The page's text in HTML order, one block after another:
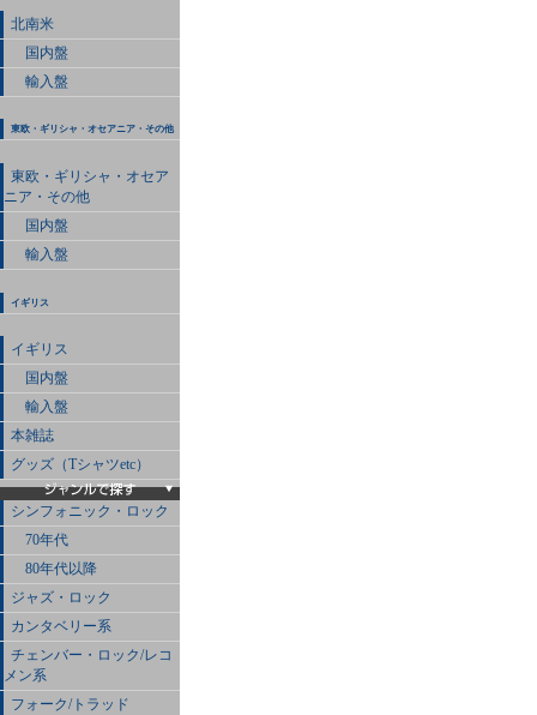
北南米
国内盤
輸入盤
東欧・ギリシャ・オセアニア・その他
東欧・ギリシャ・オセア
ニア・その他
国内盤
輸入盤
イギリス
イギリス
国内盤
輸入盤
本雑誌
グッズ（Tシャツetc）
シンフォニック・ロック
70年代
80年代以降
ジャズ・ロック
カンタベリー系
チェンバー・ロック/レコ
メン系
フォーク/トラッド